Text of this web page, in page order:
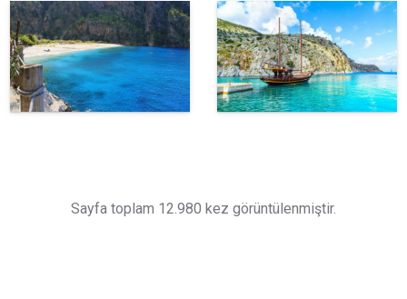
Sayfa toplam 12.980 kez görüntülenmiştir.